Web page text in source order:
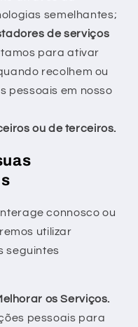
semelhantes;
de serviços
para ativar
recolhem ou
pessoais em nosso
ou de terceiros.
connosco ou
utilizar
seguintes
os Serviços.
pessoais para